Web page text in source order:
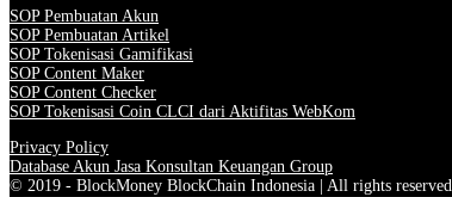
SOP Pembuatan Akun
SOP Pembuatan Artikel
SOP Tokenisasi Gamifikasi
SOP Content Maker
SOP Content Checker
SOP Tokenisasi Coin CLCI dari Aktifitas WebKom
Privacy Policy
Database Akun Jasa Konsultan Keuangan Group
© 2019 - BlockMoney BlockChain Indonesia | All rights reserved